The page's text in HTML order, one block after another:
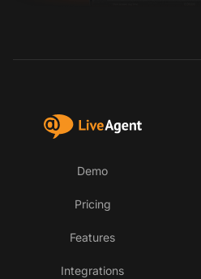
Demo
Pricing
Features
Integrations